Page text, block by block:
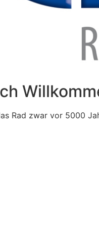
Rad zwar vor 5000